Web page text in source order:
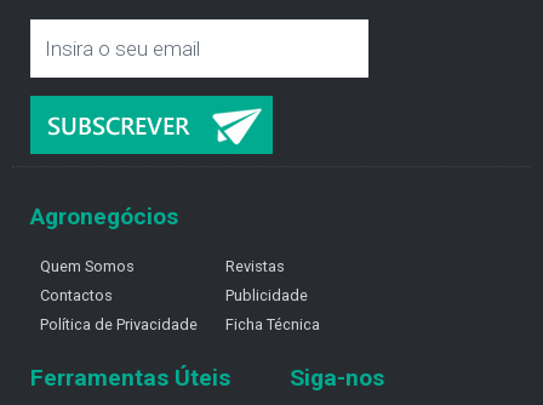
Agronegócios
Quem Somos
Contactos
Política de Privacidade
Revistas
Publicidade
Ficha Técnica
Ferramentas Úteis Siga-nos